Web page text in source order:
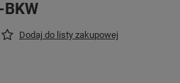
Dodaj do listy zakupowej